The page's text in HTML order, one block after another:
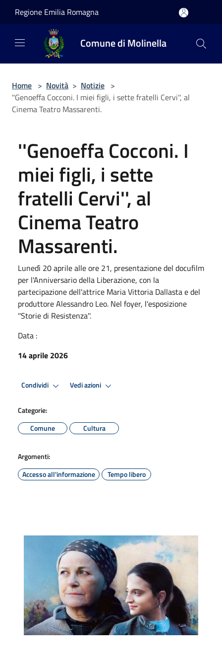
Regione Emilia Romagna
Comune di Molinella
Home > Novità > Notizie >
''Genoeffa Cocconi. I miei figli, i sette fratelli Cervi'', al
Cinema Teatro Massarenti.
''Genoeffa Cocconi. I
miei figli, i sette
fratelli Cervi'', al
Cinema Teatro
Massarenti.
Lunedì 20 aprile alle ore 21, presentazione del docufilm
per l'Anniversario della Liberazione, con la
partecipazione dell'attrice Maria Vittoria Dallasta e del
produttore Alessandro Leo. Nel foyer, l'esposizione
''Storie di Resistenza''.
Data :
14 aprile 2026
Condividi Vedi azioni
Categorie:
Comune
Cultura
Argomenti:
Accesso all'informazione
Tempo libero